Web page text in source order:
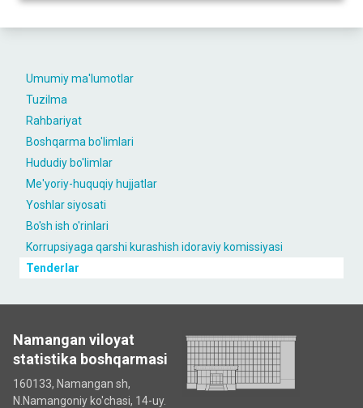
Umumiy ma'lumotlar
Tuzilma
Rahbariyat
Boshqarma bo'limlari
Hududiy bo'limlar
Me'yoriy-huquqiy hujjatlar
Yoshlar siyosati
Bo'sh ish o'rinlari
Korrupsiyaga qarshi kurashish idoraviy komissiyasi
Tenderlar
Namangan viloyat
statistika boshqarmasi
160133, Namangan sh,
N.Namangoniy ko'chasi, 14-uy.